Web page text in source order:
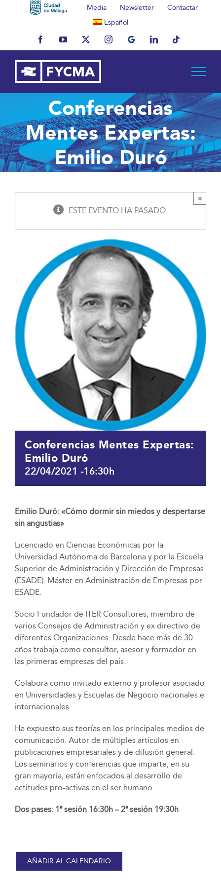
Media Newsletter
Contactar
Español
FacebookYouTubeX InstagramMyBusinessLinkedInTiktok
Conferencias
Mentes Expertas:
Emilio Duró
ESTE EVENTO HA PASADO.
×
Conferencias Mentes Expertas:
Emilio Duró
22/04/2021 -16:30h
Emilio Duró: «Cómo dormir sin miedos y despertarse
sin angustias»
Licenciado en Ciencias Económicas por la
Universidad Autónoma de Barcelona y por la Escuela
Superior de Administración y Dirección de Empresas
(ESADE). Máster en Administración de Empresas por
ESADE.
Socio Fundador de ITER Consultores, miembro de
varios Consejos de Administración y ex directivo de
diferentes Organizaciones. Desde hace más de 30
años trabaja como consultor, asesor y formador en
las primeras empresas del país.
Colabora como invitado externo y profesor asociado
en Universidades y Escuelas de Negocio nacionales e
internacionales.
Ha expuesto sus teorías en los principales medios de
comunicación. Autor de múltiples artículos en
publicaciones empresariales y de difusión general.
Los seminarios y conferencias que imparte, en su
gran mayoría, están enfocados al desarrollo de
actitudes pro-activas en el ser humano.
Dos pases: 1ª sesión 16:30h – 2ª sesión 19:30h
AÑADIR AL CALENDARIO